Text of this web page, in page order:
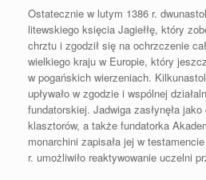
Ostatecznie w lutym 1386 r.
litewskiego księcia Jagiełłę, który
chrztu i zgodził się na ochrzczenie
wielkiego kraju w Europie, który
w pogańskich wierzeniach.
upływało w zgodzie i wspólnej
fundatorskiej. Jadwiga zasłynęła
klasztorów, a także fundatorka
monarchini zapisała jej w
r. umożliwiło reaktywowanie uczelni